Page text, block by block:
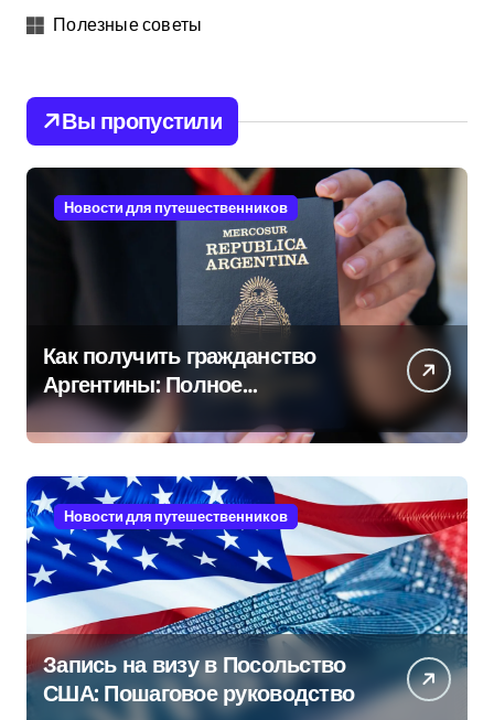
Полезные советы
Вы пропустили
Новости для путешественников
Как получить гражданство
Аргентины: Полное
руководство
Новости для путешественников
Запись на визу в Посольство
США: Пошаговое руководство